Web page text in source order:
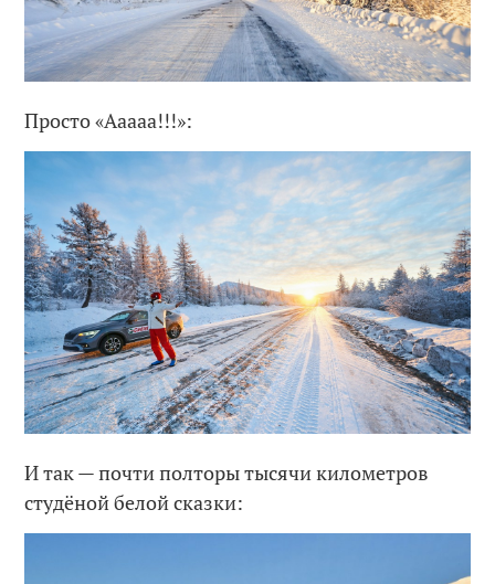
Просто «Ааааа!!!»:
И так — почти полторы тысячи километров
студёной белой сказки: